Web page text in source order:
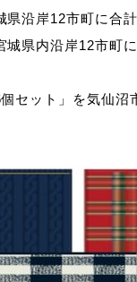
沿岸12市町に合
県内沿岸12市町
セット」を気仙